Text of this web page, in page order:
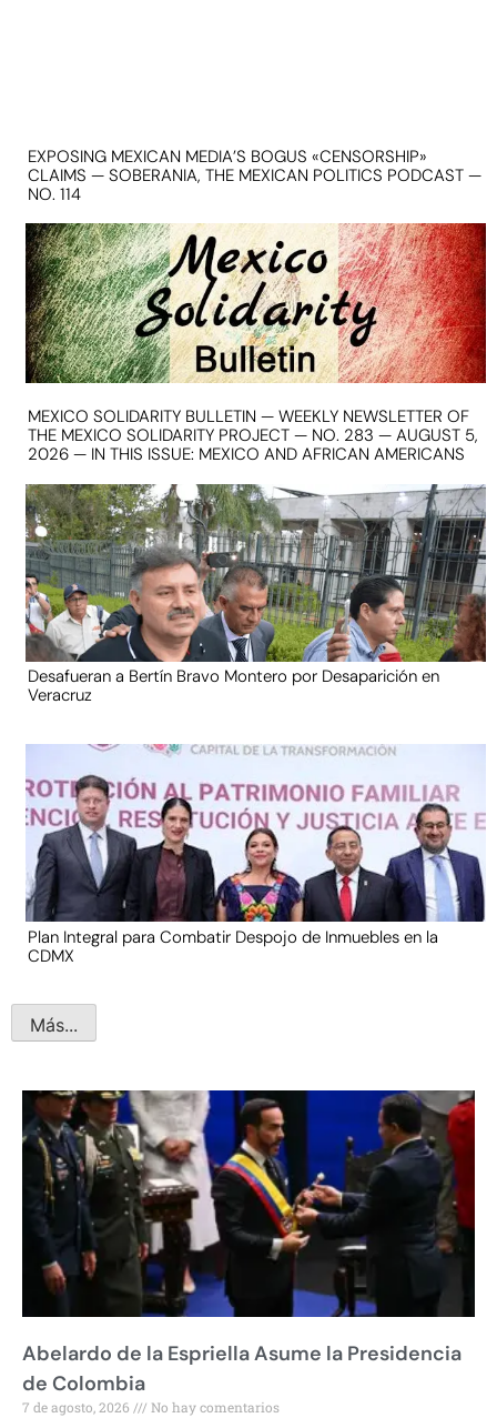
EXPOSING MEXICAN MEDIA’S BOGUS «CENSORSHIP»
CLAIMS — SOBERANIA, THE MEXICAN POLITICS PODCAST —
NO. 114
MEXICO SOLIDARITY BULLETIN — WEEKLY NEWSLETTER OF
THE MEXICO SOLIDARITY PROJECT — NO. 283 — AUGUST 5,
2026 — IN THIS ISSUE: MEXICO AND AFRICAN AMERICANS
Desafueran a Bertín Bravo Montero por Desaparición en
Veracruz
Plan Integral para Combatir Despojo de Inmuebles en la
CDMX
Más...
Abelardo de la Espriella Asume la Presidencia
de Colombia
7 de agosto, 2026 No hay comentarios